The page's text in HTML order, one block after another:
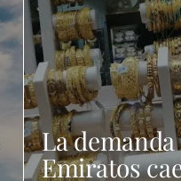
La
Emiratos